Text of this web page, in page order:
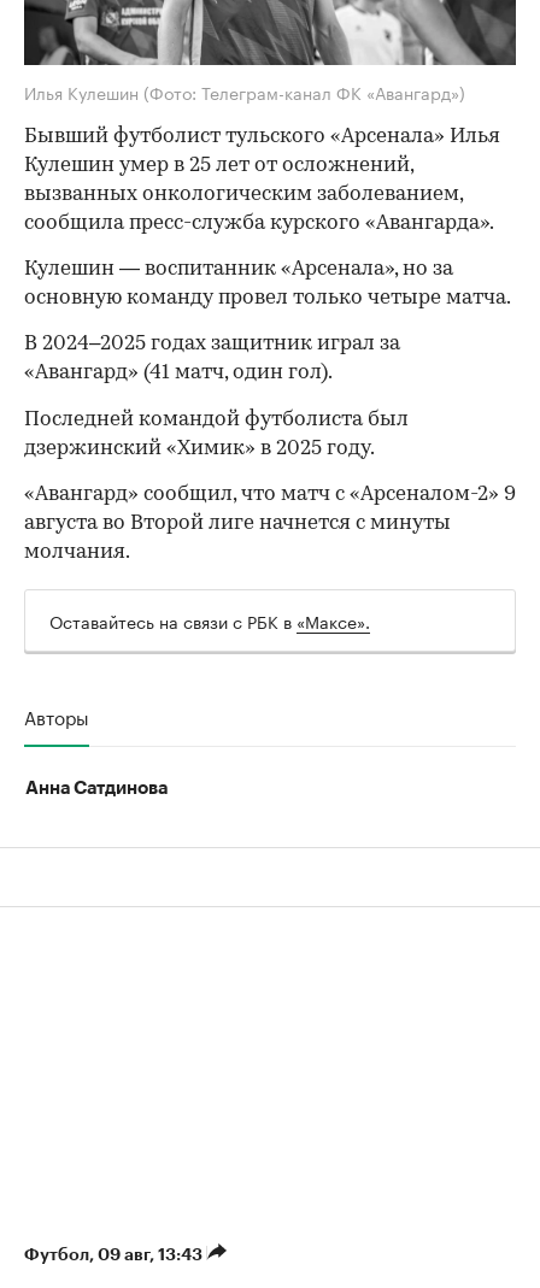
Илья Кулешин (Фото: Телеграм-канал ФК «Авангард»)
Бывший футболист тульского «Арсенала» Илья
Кулешин умер в 25 лет от осложнений,
вызванных онкологическим заболеванием,
сообщила пресс-служба курского «Авангарда».
Кулешин — воспитанник «Арсенала», но за
основную команду провел только четыре матча.
В 2024–2025 годах защитник играл за
«Авангард» (41 матч, один гол).
00:00 / 00:00
Последней командой футболиста был
дзержинский «Химик» в 2025 году.
«Авангард» сообщил, что матч с «Арсеналом-2» 9
августа во Второй лиге начнется с минуты
молчания.
Оставайтесь на связи с РБК в «Максе».
Авторы
Анна Сатдинова
Футбол⁠, 09 авг, 13:43